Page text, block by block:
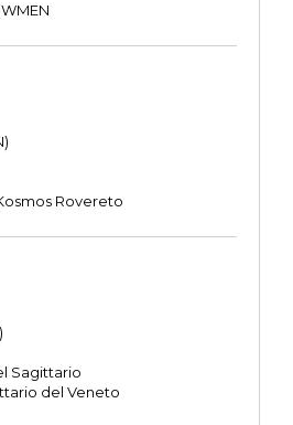
Rovereto
Sagittario
del Veneto